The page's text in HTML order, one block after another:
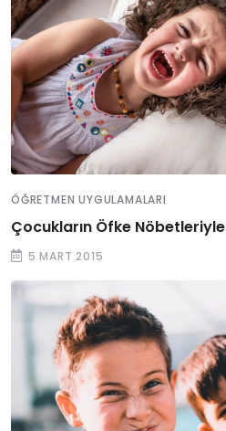
ÖĞRETMEN UYGULAMALARI
Çocukların Öfke Nöbetleriyle
5 MART 2015